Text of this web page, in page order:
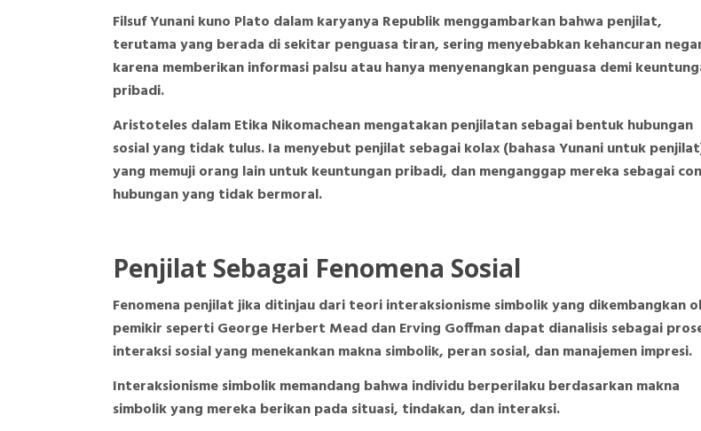
Filsuf Yunani kuno Plato dalam karyanya Republik menggambarkan bahwa penjilat,
terutama yang berada di sekitar penguasa tiran, sering menyebabkan kehancuran
karena memberikan informasi palsu atau hanya menyenangkan penguasa demi
pribadi.
Aristoteles dalam Etika Nikomachean mengatakan penjilatan sebagai bentuk hubungan
sosial yang tidak tulus. Ia menyebut penjilat sebagai kolax (bahasa Yunani untuk
yang memuji orang lain untuk keuntungan pribadi, dan menganggap mereka sebagai
hubungan yang tidak bermoral.
Penjilat Sebagai Fenomena Sosial
Fenomena penjilat jika ditinjau dari teori interaksionisme simbolik yang dikembangkan
pemikir seperti George Herbert Mead dan Erving Goffman dapat dianalisis sebagai
interaksi sosial yang menekankan makna simbolik, peran sosial, dan manajemen impresi.
Interaksionisme simbolik memandang bahwa individu berperilaku berdasarkan makna
simbolik yang mereka berikan pada situasi, tindakan, dan interaksi.